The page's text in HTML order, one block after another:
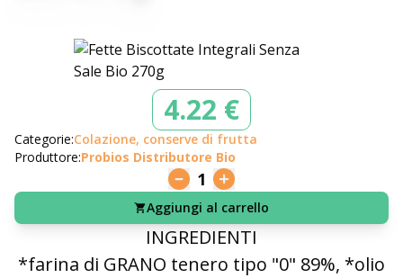
4.22 €
Categorie:Colazione, conserve di frutta
Produttore:Probios Distributore Bio
1
Aggiungi al carrello
INGREDIENTI
*farina di GRANO tenero tipo "0" 89%, *olio